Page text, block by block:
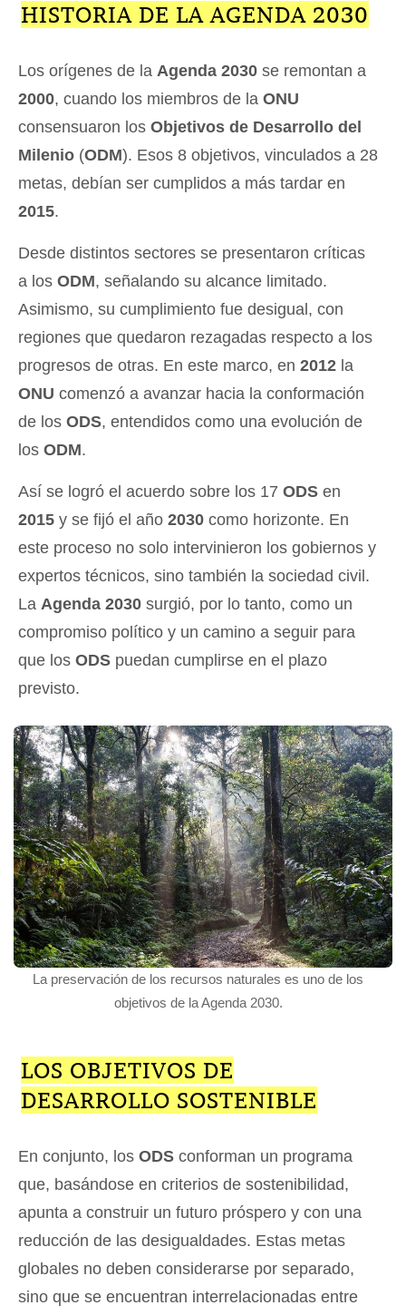
HISTORIA DE LA AGENDA 2030
Los orígenes de la Agenda 2030 se remontan a
2000, cuando los miembros de la ONU
consensuaron los Objetivos de Desarrollo del
Milenio (ODM). Esos 8 objetivos, vinculados a 28
metas, debían ser cumplidos a más tardar en
2015.
Desde distintos sectores se presentaron críticas
a los ODM, señalando su alcance limitado.
Asimismo, su cumplimiento fue desigual, con
regiones que quedaron rezagadas respecto a los
progresos de otras. En este marco, en 2012 la
ONU comenzó a avanzar hacia la conformación
de los ODS, entendidos como una evolución de
los ODM.
Así se logró el acuerdo sobre los 17 ODS en
2015 y se fijó el año 2030 como horizonte. En
este proceso no solo intervinieron los gobiernos y
expertos técnicos, sino también la sociedad civil.
La Agenda 2030 surgió, por lo tanto, como un
compromiso político y un camino a seguir para
que los ODS puedan cumplirse en el plazo
previsto.
La preservación de los recursos naturales es uno de los
objetivos de la Agenda 2030.
LOS OBJETIVOS DE
DESARROLLO SOSTENIBLE
En conjunto, los ODS conforman un programa
que, basándose en criterios de sostenibilidad,
apunta a construir un futuro próspero y con una
reducción de las desigualdades. Estas metas
globales no deben considerarse por separado,
sino que se encuentran interrelacionadas entre